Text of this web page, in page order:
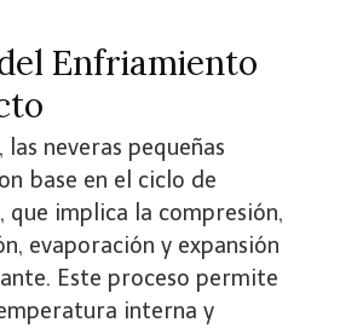
Enfriamiento
las neveras pequeñas
base en el ciclo de
que implica la compresión,
evaporación y expansión
Este proceso permite
interna y